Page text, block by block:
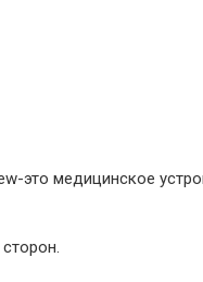
это медицинское